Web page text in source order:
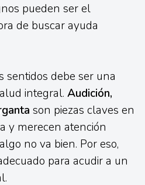
pueden ser el
de buscar ayuda
sentidos debe ser una
integral. Audición,
son piezas claves en
y merecen atención
no va bien. Por eso,
para acudir a un